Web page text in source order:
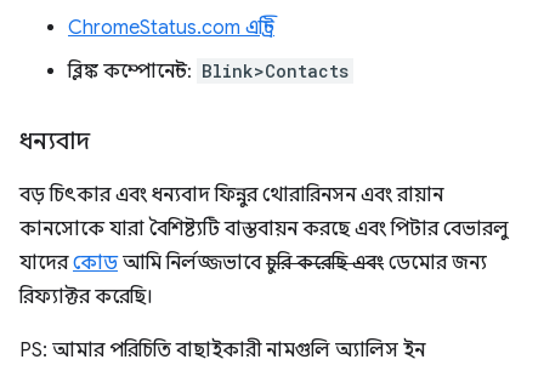
ChromeStatus.com এন্ট্রি
ব্লিঙ্ক কম্পোনেন্ট: Blink>Contacts
ধন্যবাদ
বড় চিৎকার এবং ধন্যবাদ ফিন্নুর থোরারিনসন এবং রায়ান
কানসোকে যারা বৈশিষ্ট্যটি বাস্তবায়ন করছে এবং পিটার বেভারলু
যাদেরকোডআমি নির্লজ্জভাবেচুরি করেছি এবং ডেমোর জন্য
রিফ্যাক্টর করেছি।
PS: আমার পরিচিতি বাছাইকারী নামগুলি অ্যালিস ইন